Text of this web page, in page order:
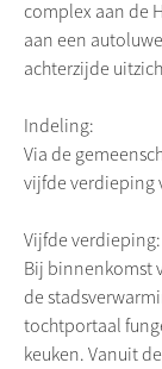
complex aan de
aan een
achterzijde
Indeling:
Via de
vijfde verdieping
Vijfde verdieping:
Bij binnenkomst
de
tochtportaal
keuken. Vanuit